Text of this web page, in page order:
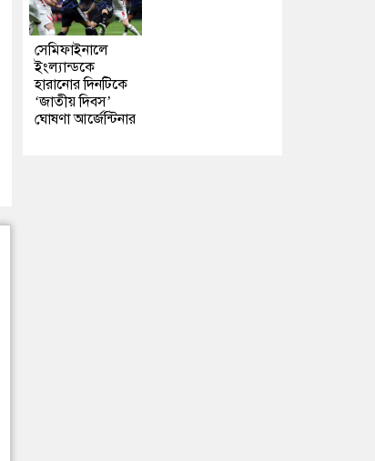
সেমিফাইনালে
ইংল্যান্ডকে
হারানোর দিনটিকে
‘জাতীয় দিবস’
ঘোষণা আর্জেন্টিনার